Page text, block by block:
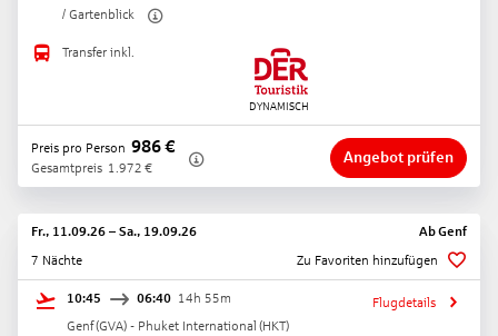
/ Gartenblick
Transfer inkl.
Preis pro Person 986€
Gesamtpreis 1.972 €
Angebot prüfen
Fr., 11.09.26 – Sa., 19.09.26 AbGenf
7 Nächte
Zu Favoriten hinzufügen
10:45 06:40 14h 55m
Genf(GVA) - Phuket International (HKT)
Flugdetails